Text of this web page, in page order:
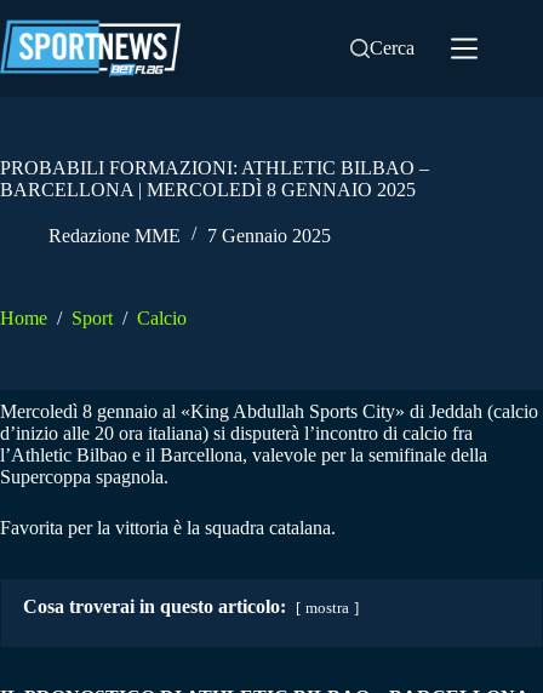
al
contenuto
Cerca
PROBABILI FORMAZIONI: ATHLETIC BILBAO –
BARCELLONA | MERCOLEDÌ 8 GENNAIO 2025
Redazione MME 7 Gennaio 2025
Home / Sport / Calcio
Mercoledì 8 gennaio al «King Abdullah Sports City» di Jeddah (calcio
d’inizio alle 20 ora italiana) si disputerà l’incontro di calcio fra
l’Athletic Bilbao e il Barcellona, valevole per la semifinale della
Supercoppa spagnola.
Favorita per la vittoria è la squadra catalana.
Cosa troverai in questo articolo: mostra